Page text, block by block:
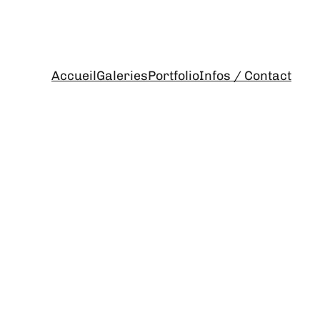
AccueilGaleriesPortfolioInfos / Contact